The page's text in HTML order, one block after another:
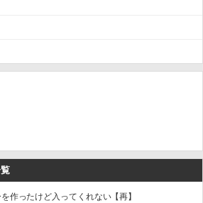
作ったけど入ってくれない【再】